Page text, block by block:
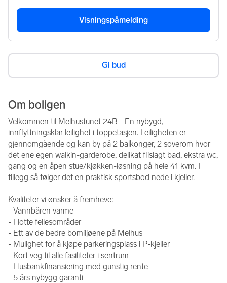
Visningspåmelding
Gi bud
Om boligen
Velkommen til Melhustunet 24B - En nybygd,
innflyttningsklar leilighet i toppetasjen. Leiligheten er
gjennomgående og kan by på 2 balkonger, 2 soverom hvor
det ene egen walkin-garderobe, delikat flislagt bad, ekstra wc,
gang og en åpen stue/kjøkken-løsning på hele 41 kvm. I
tillegg så følger det en praktisk sportsbod nede i kjeller.
Kvaliteter vi ønsker å fremheve:
- Vannbåren varme
- Flotte fellesområder
- Ett av de bedre bomiljøene på Melhus
- Mulighet for å kjøpe parkeringsplass i P-kjeller
- Kort veg til alle fasiliteter i sentrum
- Husbankfinansiering med gunstig rente
- 5 års nybygg garanti